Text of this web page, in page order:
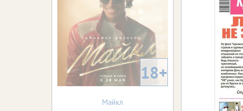
18+
Майкл